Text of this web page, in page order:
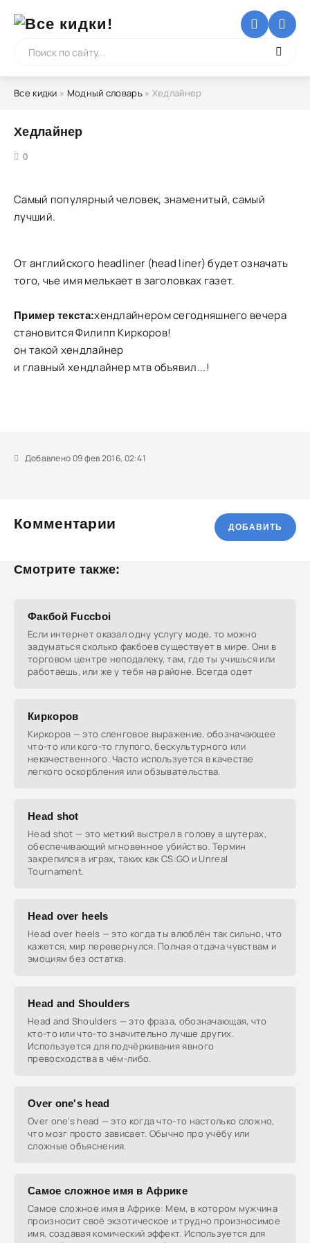
Все кидки » Модный словарь» Хедлайнер
Хедлайнер
0
Самый популярный человек, знаменитый, самый
лучший.
От английского headliner (head liner) будет означать
того, чье имя мелькает в заголовках газет.
Пример текста:хендлайнером сегодняшнего вечера
становится Филипп Киркоров!
он такой хендлайнер
и главный хендлайнер мтв объявил...!
Добавлено 09 фев 2016, 02:41
Комментарии ДОБАВИТЬ
Смотрите также:
Факбой Fuccboi
Если интернет оказал одну услугу моде, то можно
задуматься сколько факбоев существует в мире. Они в
торговом центре неподалеку, там, где ты учишься или
работаешь, или же у тебя на районе. Всегда одет
Киркоров
Киркоров — это сленговое выражение, обозначающее
что-то или кого-то глупого, бескультурного или
некачественного. Часто используется в качестве
легкого оскорбления или обзывательства.
Head shot
Head shot — это меткий выстрел в голову в шутерах,
обеспечивающий мгновенное убийство. Термин
закрепился в играх, таких как CS:GO и Unreal
Tournament.
Head over heels
Head over heels — это когда ты влюблён так сильно, что
кажется, мир перевернулся. Полная отдача чувствам и
эмоциям без остатка.
Head and Shoulders
Head and Shoulders — это фраза, обозначающая, что
кто-то или что-то значительно лучше других.
Используется для подчёркивания явного
превосходства в чём-либо.
Over one's head
Over one's head — это когда что-то настолько сложно,
что мозг просто зависает. Обычно про учёбу или
сложные объяснения.
Самое сложное имя в Африке
Самое сложное имя в Африке: Мем, в котором мужчина
произносит своё экзотическое и трудно произносимое
имя, создавая комический эффект. Используется для